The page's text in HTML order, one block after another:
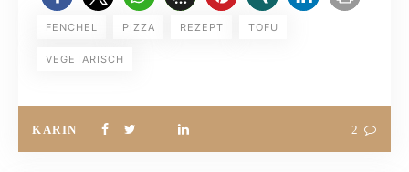
FENCHEL PIZZA REZEPT TOFU
VEGETARISCH
KARIN 2